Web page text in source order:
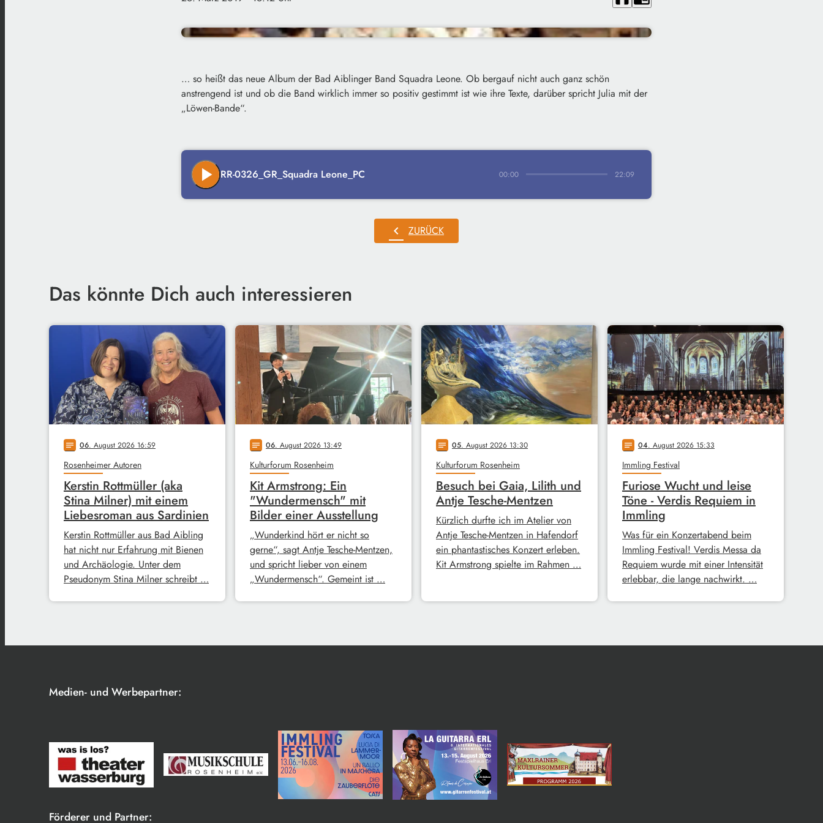
… so heißt das neue Album der Bad Aiblinger Band Squadra Leone. Ob bergauf nicht auch ganz schön
anstrengend ist und ob die Band wirklich immer so positiv gestimmt ist wie ihre Texte, darüber spricht Julia mit der
„Löwen-Bande“.
play_arrow RR-0326_GR_Squadra Leone_PC 00:00 22:09
chevron_left ZURÜCK
Das könnte Dich auch interessieren
notes 06. August 2026 16:59
Rosenheimer Autoren
Kerstin Rottmüller (aka
Stina Milner) mit einem
Liebesroman aus Sardinien
Kerstin Rottmüller aus Bad Aibling
hat nicht nur Erfahrung mit Bienen
und Archäologie. Unter dem
Pseudonym Stina Milner schreibt …
notes 06. August 2026 13:49
Kulturforum Rosenheim
Kit Armstrong: Ein
"Wundermensch" mit
Bilder einer Ausstellung
„Wunderkind hört er nicht so
gerne“, sagt Antje Tesche-Mentzen,
und spricht lieber von einem
„Wundermensch“. Gemeint ist …
notes 05. August 2026 13:30
Kulturforum Rosenheim
Besuch bei Gaia, Lilith und
Antje Tesche-Mentzen
Kürzlich durfte ich im Atelier von
Antje Tesche-Mentzen in Hafendorf
ein phantastisches Konzert erleben.
Kit Armstrong spielte im Rahmen …
notes 04. August 2026 15:33
Immling Festival
Furiose Wucht und leise
Töne - Verdis Requiem in
Immling
Was für ein Konzertabend beim
Immling Festival! Verdis Messa da
Requiem wurde mit einer Intensität
erlebbar, die lange nachwirkt. …
Medien- und Werbepartner:
Förderer und Partner: